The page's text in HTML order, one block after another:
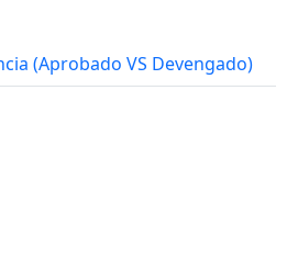
(Aprobado VS Devengado)